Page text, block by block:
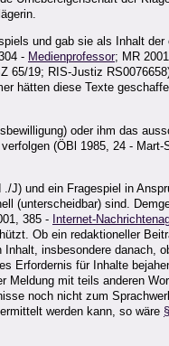
und gab sie als Inhalt der
- Medienprofessor; MR
65/19; RIS-Justiz
hätten diese Texte
oder ihm das
(ÖBl 1985, 24 - Mart-
J) und ein Fragespiel in
(unterscheidbar) sind.
385 - Internet-
Ob ein redaktioneller
insbesondere danach,
Erfordernis für Inhalte
Meldung mit teils anderen
noch nicht zum
werden kann, so wäre